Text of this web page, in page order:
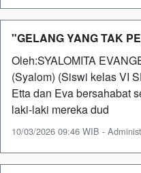
"GELANG YANG TAK
Oleh:SYALOMITA
(Syalom) (Siswi kelas VI
Etta dan Eva bersahabat
laki-laki mereka dud
10/03/2026 09:46 WIB -